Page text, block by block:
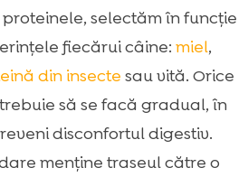
selectăm în funcție
fiecărui câine: miel,
din insecte sau vită. Orice
să se facă gradual, în
disconfortul digestiv.
menține traseul către o